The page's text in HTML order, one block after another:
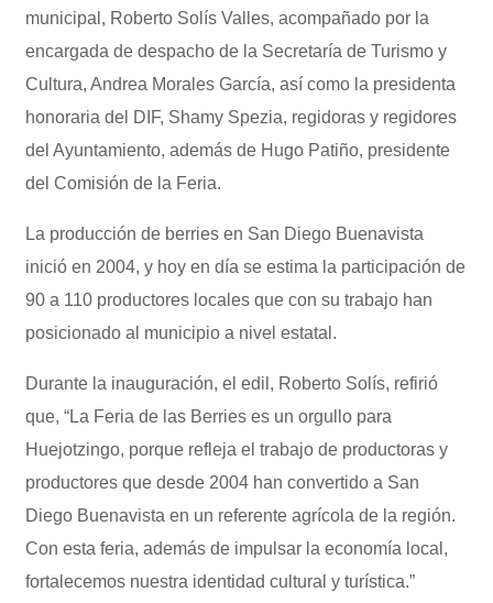
municipal, Roberto Solís Valles, acompañado por la
encargada de despacho de la Secretaría de Turismo y
Cultura, Andrea Morales García, así como la presidenta
honoraria del DIF, Shamy Spezia, regidoras y regidores
del Ayuntamiento, además de Hugo Patiño, presidente
del Comisión de la Feria.
La producción de berries en San Diego Buenavista
inició en 2004, y hoy en día se estima la participación de
90 a 110 productores locales que con su trabajo han
posicionado al municipio a nivel estatal.
Durante la inauguración, el edil, Roberto Solís, refirió
que, “La Feria de las Berries es un orgullo para
Huejotzingo, porque refleja el trabajo de productoras y
productores que desde 2004 han convertido a San
Diego Buenavista en un referente agrícola de la región.
Con esta feria, además de impulsar la economía local,
fortalecemos nuestra identidad cultural y turística.”